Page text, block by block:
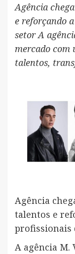
Agência
e reforçando
setor A
mercado com
talentos,
Agência
talentos e
profissionais
A agência M.